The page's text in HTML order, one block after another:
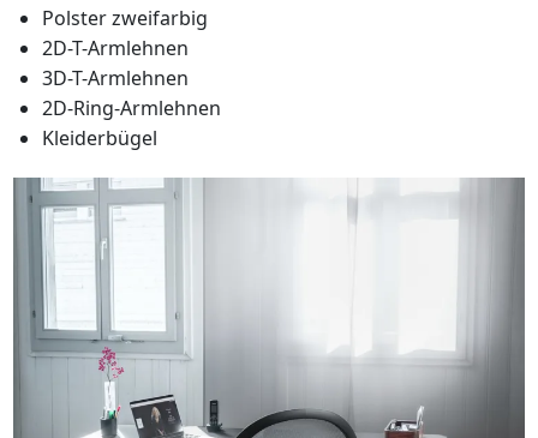
Polster zweifarbig
2D-T-Armlehnen
3D-T-Armlehnen
2D-Ring-Armlehnen
Kleiderbügel